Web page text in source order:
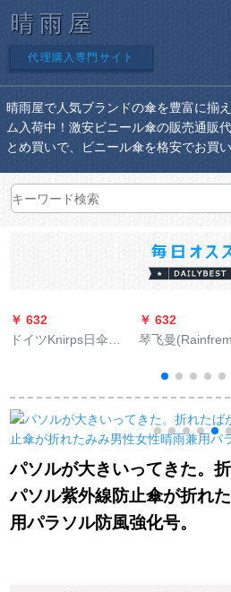
晴雨屋
代理購入専門サイト
晴雨屋で人気ブランドの傘を豊富に揃
ム入荷中！激安ビニール傘の販売通販
とめ買いで、ビニール傘を格安でお買
￥ 632
ドイツKnirps日伞女
伞手动で折ったばか
りのみみ式黒ゴム晴
雨兼用パラシュート
プロシュートS 051シ
リーズネル
￥ 632
琴飞曼
インラインライ
インレース大人
ウォーク大人屋
ォーキング突撃
仕业を大好きに
した。男女の反
が増しました。
コトート桜粉（
パソルが大きいってきた。
パソル紫外線防止傘が折れ
用パラソル防風強化号。